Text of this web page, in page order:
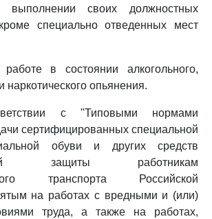
выполнении своих должностных
специально отведенных мест
в состоянии алкогольного,
наркотического опьянения.
с "Типовыми нормами
сертифицированных специальной
обуви и других средств
защиты работникам
транспорта Российской
на работах с вредными и (или)
труда, а также на работах,